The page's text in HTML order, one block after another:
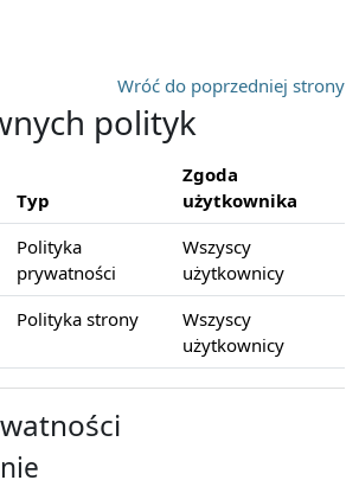
Wróć do poprzedniej strony
polityk
Typ
Zgoda
użytkownika
Polityka
prywatności
Wszyscy
użytkownicy
Polityka strony
Wszyscy
użytkownicy